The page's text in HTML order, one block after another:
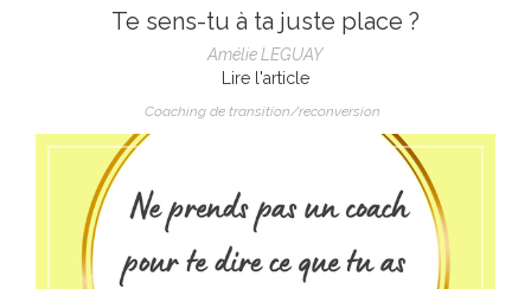
Te sens-tu à ta juste place ?
Amélie LEGUAY
Lire l'article
Coaching de transition/reconversion